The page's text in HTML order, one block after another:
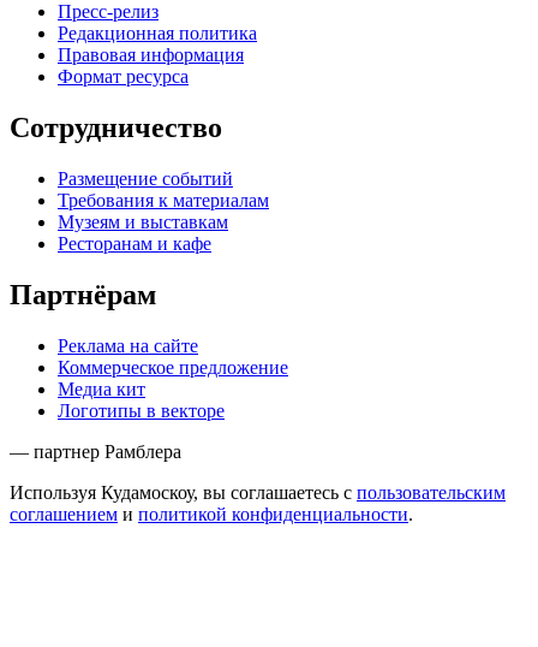
Пресс-релиз
Редакционная политика
Правовая информация
Формат ресурса
Сотрудничество
Размещение событий
Требования к материалам
Музеям и выставкам
Ресторанам и кафе
Партнёрам
Реклама на сайте
Коммерческое предложение
Медиа кит
Логотипы в векторе
— партнер Рамблера
Используя Кудамоскоу, вы соглашаетесь с пользовательским
соглашением и политикой конфиденциальности.